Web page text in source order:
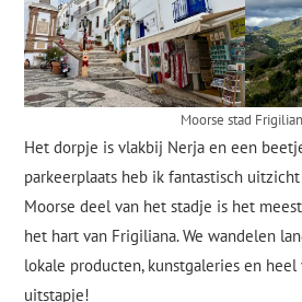
Moorse stad
Het dorpje is vlakbij Nerja en een
parkeerplaats heb ik fantastisch
Moorse deel van het stadje is het
het hart van Frigiliana. We wandelen
lokale producten, kunstgaleries en heel
uitstapje!